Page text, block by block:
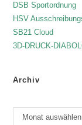
DSB Sportordnung
HSV
SB21 Cloud
3D-DRUCK-
Archiv
Monat auswählen